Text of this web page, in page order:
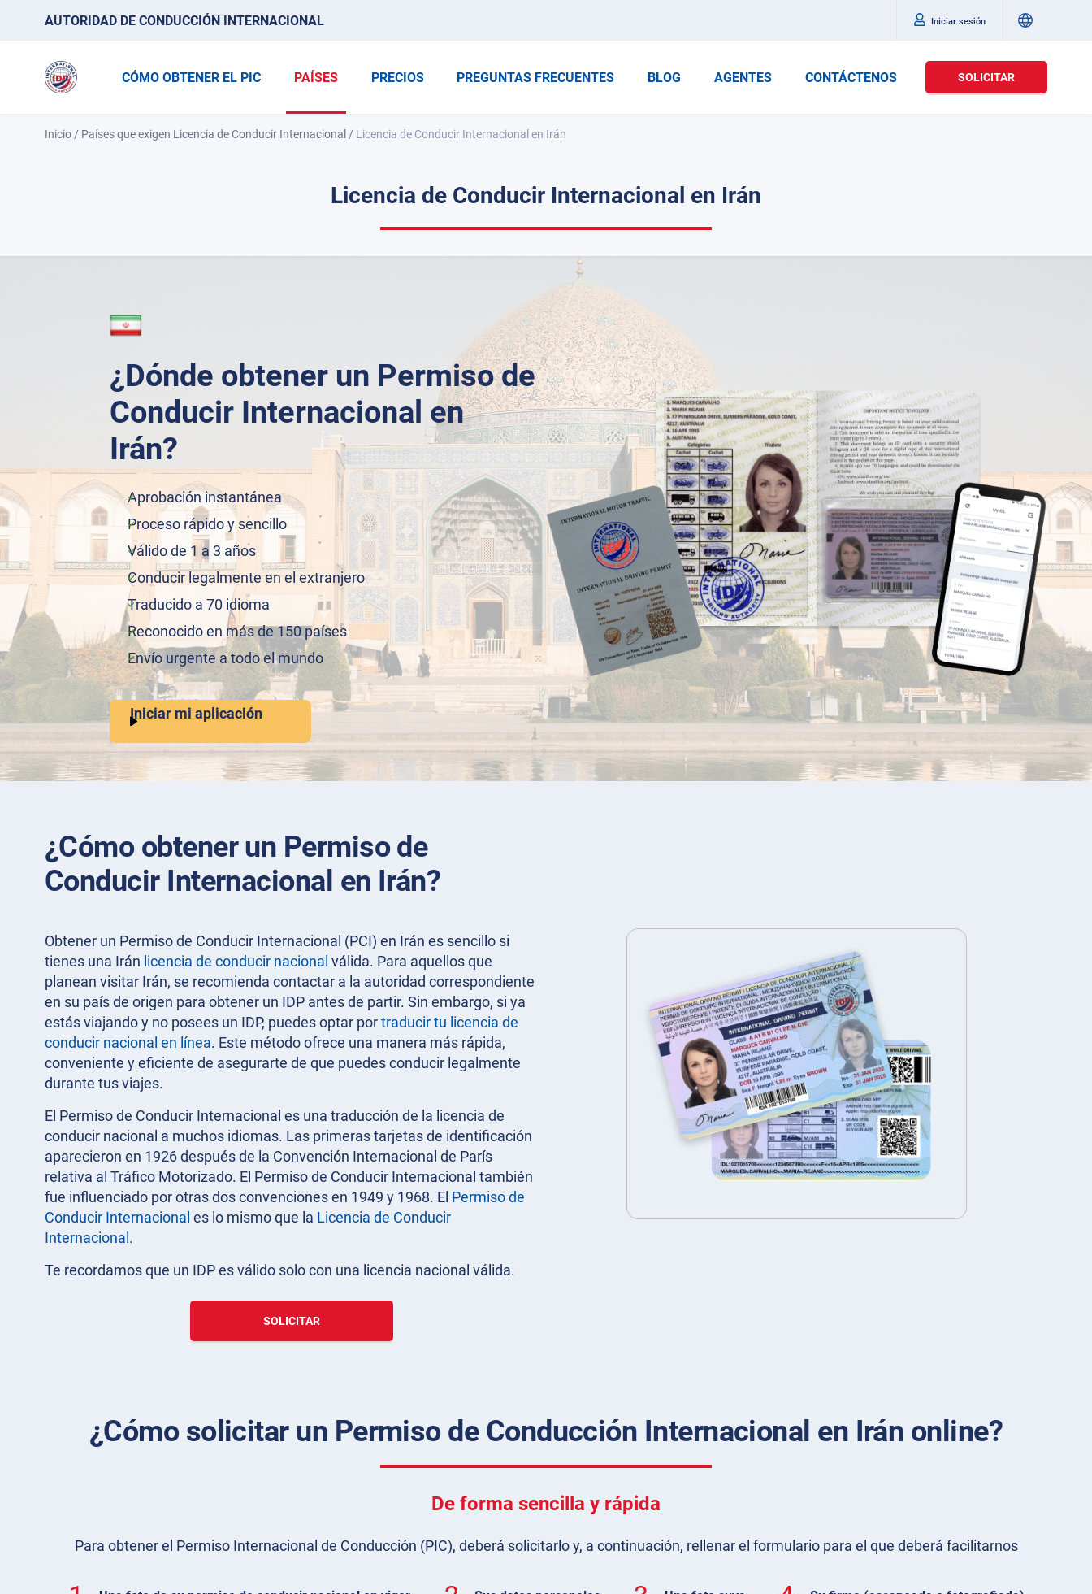
AUTORIDAD DE CONDUCCIÓN INTERNACIONAL Iniciar sesión
CÓMO OBTENER EL PIC PAÍSES PRECIOS PREGUNTAS FRECUENTES BLOG AGENTES CONTÁCTENOS SOLICITAR
Inicio / Países que exigen Licencia de Conducir Internacional / Licencia de Conducir Internacional en Irán
Licencia de Conducir Internacional en Irán
¿Dónde obtener un Permiso de
Conducir Internacional en
Irán?
Aprobación instantánea
Proceso rápido y sencillo
Válido de 1 a 3 años
Conducir legalmente en el extranjero
Traducido a 70 idioma
Reconocido en más de 150 países
Envío urgente a todo el mundo
Iniciar mi aplicación
¿Cómo obtener un Permiso de
Conducir Internacional en Irán?
Obtener un Permiso de Conducir Internacional (PCI) en Irán es sencillo si
tienes una Irán licencia de conducir nacional válida. Para aquellos que
planean visitar Irán, se recomienda contactar a la autoridad correspondiente
en su país de origen para obtener un IDP antes de partir. Sin embargo, si ya
estás viajando y no posees un IDP, puedes optar portraducir tu licencia de
conducir nacional en línea. Este método ofrece una manera más rápida,
conveniente y eficiente de asegurarte de que puedes conducir legalmente
durante tus viajes.
El Permiso de Conducir Internacional es una traducción de la licencia de
conducir nacional a muchos idiomas. Las primeras tarjetas de identificación
aparecieron en 1926 después de la Convención Internacional de París
relativa al Tráfico Motorizado. El Permiso de Conducir Internacional también
fue influenciado por otras dos convenciones en 1949 y 1968. El Permiso de
Conducir Internacional es lo mismo que la Licencia de Conducir
Internacional .
Te recordamos que un IDP es válido solo con una licencia nacional válida.
SOLICITAR
¿Cómo solicitar un Permiso de Conducción Internacional en Irán online?
De forma sencilla y rápida
Para obtener el Permiso Internacional de Conducción (PIC), deberá solicitarlo y, a continuación, rellenar el formulario para el que deberá facilitarnos